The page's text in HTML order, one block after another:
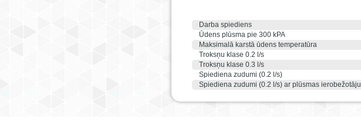
Darba spiediens
Ūdens plūsma pie 300 kPA
Maksimalā karstā ūdens temperatūra
Troksņu klase 0.2 l/s
Troksņu klase 0.3 l/s
Spiediena zudumi (0.2 l/s)
Spiediena zudumi (0.2 l/s) ar plūsmas ierobežotāju